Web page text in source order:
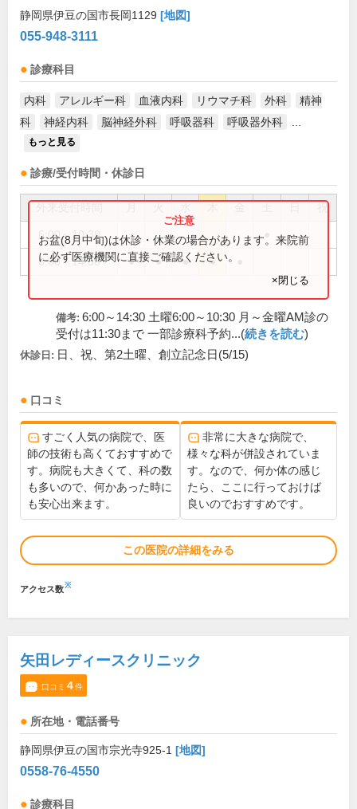
静岡県伊豆の国市長岡1129 [地図]
055-948-3111
診療科目
内科 アレルギー科 血液内科 リウマチ科 外科
精神
科
神経内科 脳神経外科 呼吸器科 呼吸器外科
もっと見る
診療/受付時間・休診日
祝
6:00～10:30
6:00～14:30 ● ● ● ●
お盆(8月中旬)は休診・休業の場合があります。来院前
に必ず医療機関に直接ご確認ください。
×閉じる
備考: 6:00～14:30 土曜6:00～10:30 月～金曜AM診の
受付は11:30まで 一部診療科予約...(続きを読む)
休診日: 日、祝、第2土曜、創立記念日(5/15)
口コミ
すごく人気の病院で、医
師の技術も高くておすすめで
す。病院も大きくて、科の数
も多いので、何かあった時に
も安心出来ます。
非常に大きな病院で、
様々な科が併設されていま
す。なので、何か体の感じ
たら、ここに行っておけば
良いのでおすすめです。
この医院の詳細をみる
アクセス数※
矢田レディースクリニック
口コミ 4件
所在地・電話番号
静岡県伊豆の国市宗光寺925-1 [地図]
0558-76-4550
診療科目